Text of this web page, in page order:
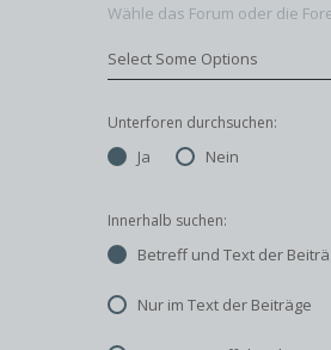
Wähle das Forum oder die
Unterforen durchsuchen:
Ja Nein
Innerhalb suchen:
Betreff und Text der
Nur im Text der Beiträge